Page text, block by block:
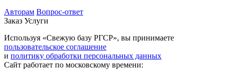
Авторам Вопрос-ответ
Заказ Услуги
Используя «Свежую базу РГСР», вы принимаете
пользовательское соглашение
и политику обработки персональных данных
Сайт работает по московскому времени: